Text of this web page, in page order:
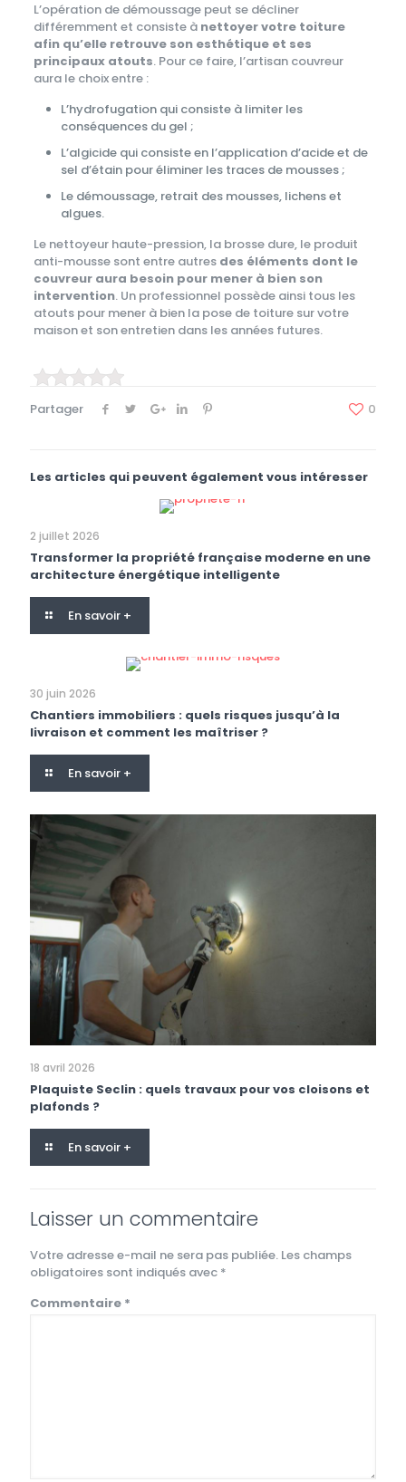
L’opération de démoussage peut se décliner
différemment et consiste à nettoyer votre toiture
afin qu’elle retrouve son esthétique et ses
principaux atouts. Pour ce faire, l’artisan couvreur
aura le choix entre :
L’hydrofugation qui consiste à limiter les
conséquences du gel ;
L’algicide qui consiste en l’application d’acide et de
sel d’étain pour éliminer les traces de mousses ;
Le démoussage, retrait des mousses, lichens et
algues.
Le nettoyeur haute-pression, la brosse dure, le produit
anti-mousse sont entre autres des éléments dont le
couvreur aura besoin pour mener à bien son
intervention. Un professionnel possède ainsi tous les
atouts pour mener à bien la pose de toiture sur votre
maison et son entretien dans les années futures.
Partager 0
Les articles qui peuvent également vous intéresser
2 juillet 2026
Transformer la propriété française moderne en une
architecture énergétique intelligente
En savoir +
30 juin 2026
Chantiers immobiliers : quels risques jusqu’à la
livraison et comment les maîtriser ?
En savoir +
18 avril 2026
Plaquiste Seclin : quels travaux pour vos cloisons et
plafonds ?
En savoir +
Laisser un commentaire
Votre adresse e-mail ne sera pas publiée. Les champs
obligatoires sont indiqués avec *
Commentaire *